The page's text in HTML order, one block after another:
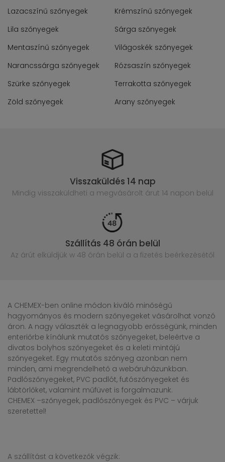
Lazacszínű szőnyegek
Krémszínű szőnyegek
Lila szőnyegek
Sárga szőnyegek
Mentaszínű szőnyegek
Világoskék szőnyegek
Narancssárga szőnyegek
Rózsaszín szőnyegek
Szürke szőnyegek
Terrakotta szőnyegek
Zöld szőnyegek
Arany szőnyegek
Visszaküldés 14 nap
Mindig visszaküldheti a megvásárolt árut 14 napon belül
Szállítás 48 órán belül
Az árút elküldjük w 48 órán belül a a fizetés beérkezésétől
A CHEMEX-ben online módon kiváló minőségű
hagyományos és modern szőnyegeket vásárolhat vonzó
áron. A nagy választék a legnagyobb erősségünk, minden
enteriőrbe kínálunk mutatós szőnyegeket, beleértve a
divatos bolyhos szőnyegeket és a keleti mintájú
szőnyegeket. Egy mutatós szőnyeg azonban nem
minden, ami megrendelhető a webáruházunkban.
Padlószőnyegeket, PVC padlót, futószőnyegeket és
lábtörlőket, valamint műfüvet is forgalmazunk.
CHEMEX –szőnyegek, padlószőnyegek és PVC – várjuk
szeretettel!
A szállítást a következők végzik: